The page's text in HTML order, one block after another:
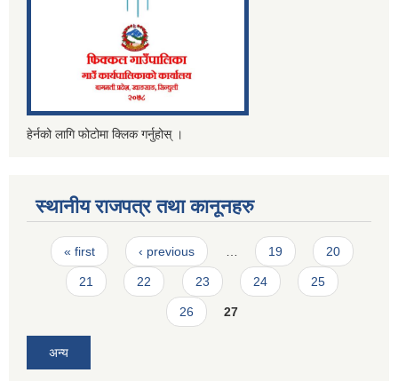
हेर्नको लागि फोटोमा क्लिक गर्नुहोस् ।
स्थानीय राजपत्र तथा कानूनहरु
Pages
« first ‹ previous 19 20
21 22 23 24 25
26 27
अन्य